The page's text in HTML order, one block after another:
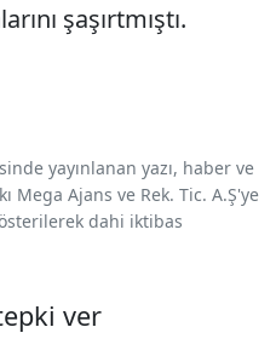
şaşırtmıştı.
yayınlanan yazı, haber ve
Ajans ve Rek. Tic. A.Ş'ye
dahi iktibas
ver